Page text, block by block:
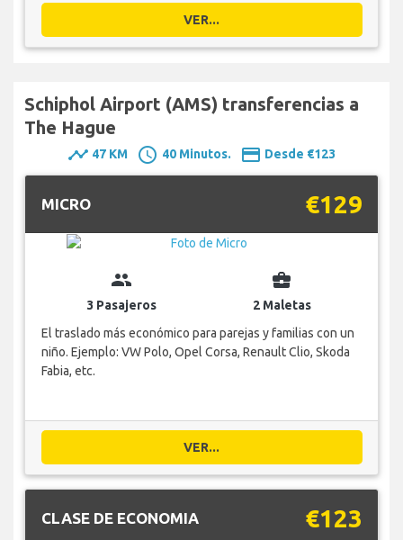
VER...
Schiphol Airport (AMS) transferencias a
The Hague
timeline 47 KM schedule 40 Minutos. payment Desde €123
MICRO €129
group
3 Pasajeros
business_center
2 Maletas
El traslado más económico para parejas y familias con un
niño. Ejemplo: VW Polo, Opel Corsa, Renault Clio, Skoda
Fabia, etc.
VER...
CLASE DE ECONOMIA €123